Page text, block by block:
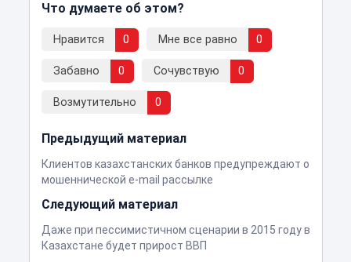
Что думаете об этом?
Нравится 0 Мне все равно 0
Забавно 0 Сочувствую 0
Возмутительно 0
Предыдущий материал
Клиентов казахстанских банков предупреждают о
мошеннической e-mail рассылке
Следующий материал
Даже при пессимистичном сценарии в 2015 году в
Казахстане будет прирост ВВП